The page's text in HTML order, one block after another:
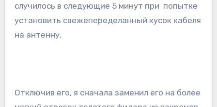
случилось в следующие 5 минут при попытке
установить свежепеределанный кусок кабеля
на антенну.
Отключив его, я сначала заменил его на более